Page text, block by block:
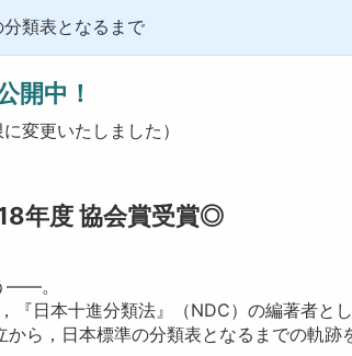
分類表となるまで
開中！
変更いたしました）
年度 協会賞受賞◎
――。
日本十進分類法』（NDC）の編著者とし
ら，日本標準の分類表となるまでの軌跡